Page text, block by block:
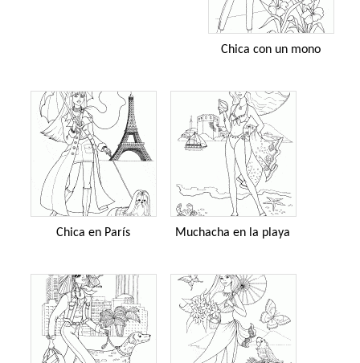
Chica con un mono
Chica en París Muchacha en la playa